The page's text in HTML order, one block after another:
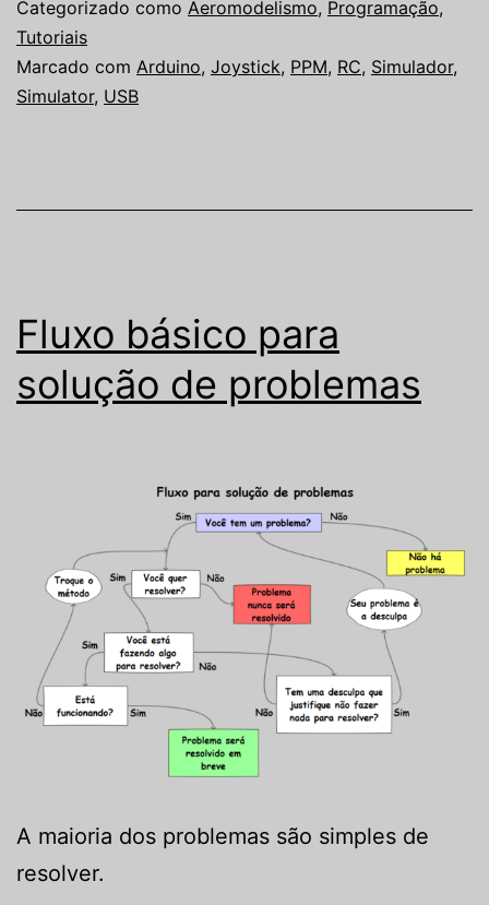
Categorizado como Aeromodelismo, Programação,
Tutoriais
Marcado com Arduino, Joystick, PPM, RC, Simulador,
Simulator, USB
Fluxo básico para
solução de problemas
A maioria dos problemas são simples de
resolver.